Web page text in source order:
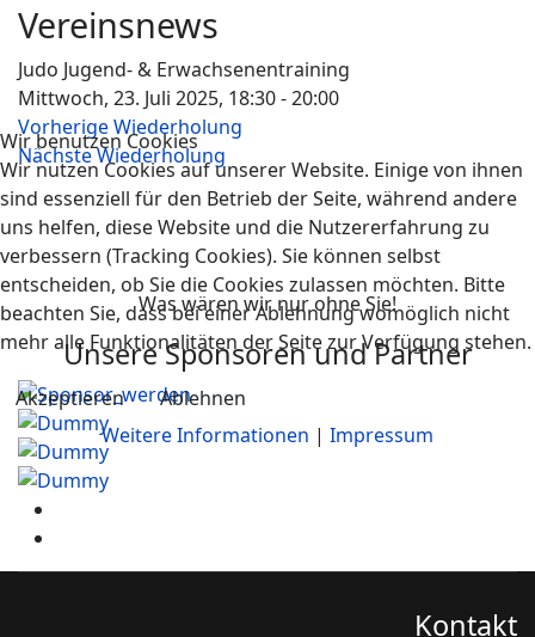
Vereinsnews
Judo Jugend- & Erwachsenentraining
Mittwoch, 23. Juli 2025, 18:30 - 20:00
Vorherige Wiederholung
Nächste Wiederholung
Was wären wir nur ohne Sie!
Unsere Sponsoren und Partner
Kontakt
Wir benutzen Cookies
Wir nutzen Cookies auf unserer Website. Einige von ihnen
sind essenziell für den Betrieb der Seite, während andere
uns helfen, diese Website und die Nutzererfahrung zu
verbessern (Tracking Cookies). Sie können selbst
entscheiden, ob Sie die Cookies zulassen möchten. Bitte
beachten Sie, dass bei einer Ablehnung womöglich nicht
mehr alle Funktionalitäten der Seite zur Verfügung stehen.
Akzeptieren
Ablehnen
Weitere Informationen | Impressum